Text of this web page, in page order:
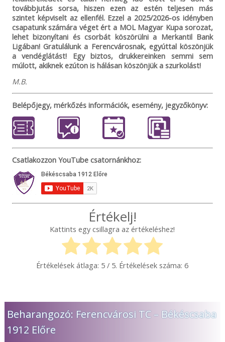
továbbjutás sorsa, hiszen ezen az estén teljesen más
szintet képviselt az ellenfél. Ezzel a 2025/2026-os idényben
csapatunk számára véget ért a MOL Magyar Kupa sorozat,
lehet bizonyítani és csorbát köszörülni a Merkantil Bank
Ligában! Gratulálunk a Ferencvárosnak, egyúttal köszönjük
a vendéglátást! Egy biztos, drukkereinken semmi sem
múlott, akiknek ezúton is hálásan köszönjük a szurkolást!
M.B.
Belépőjegy, mérkőzés információk, esemény, jegyzőkönyv:
Csatlakozzon YouTube csatornánkhoz:
Értékelj!
Kattints egy csillagra az értékeléshez!
Értékelések átlaga: 5 / 5. Értékelések száma:6
Beharangozó: Ferencvárosi TC – Békéscsaba
1912 Előre